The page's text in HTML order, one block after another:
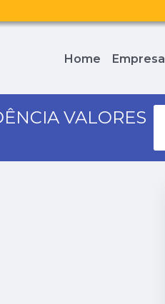
Home Empresa
VALORES